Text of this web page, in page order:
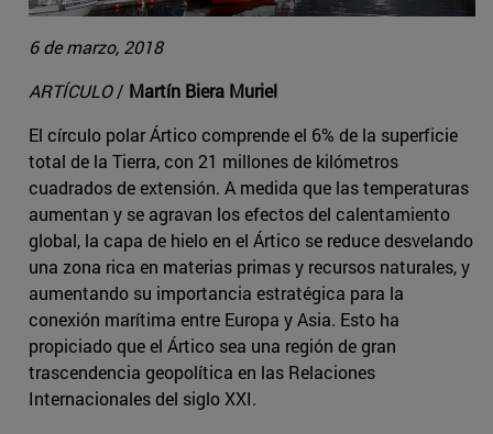
6 de marzo, 2018
ARTÍCULO/ Martín Biera Muriel
El círculo polar Ártico comprende el 6% de la superficie
total de la Tierra, con 21 millones de kilómetros
cuadrados de extensión. A medida que las temperaturas
aumentan y se agravan los efectos del calentamiento
global, la capa de hielo en el Ártico se reduce desvelando
una zona rica en materias primas y recursos naturales, y
aumentando su importancia estratégica para la
conexión marítima entre Europa y Asia. Esto ha
propiciado que el Ártico sea una región de gran
trascendencia geopolítica en las Relaciones
Internacionales del siglo XXI.